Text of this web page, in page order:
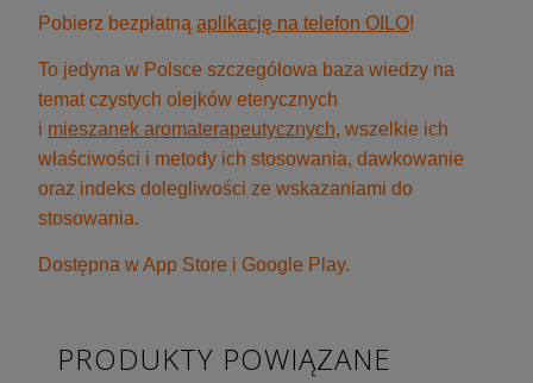
Pobierz bezpłatną aplikację na telefon OILO!
To jedyna w Polsce szczegółowa baza wiedzy na
temat czystych olejków eterycznych
i mieszanek aromaterapeutycznych, wszelkie ich
właściwości i metody ich stosowania, dawkowanie
oraz indeks dolegliwości ze wskazaniami do
stosowania.
Dostępna w App Store i Google Play.
PRODUKTY POWIĄZANE